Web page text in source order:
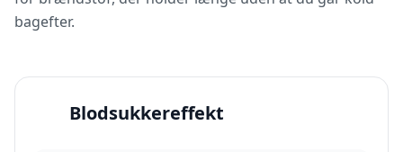
bagefter.
Blodsukkereffekt